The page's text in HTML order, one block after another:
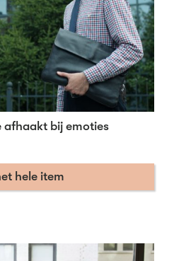
afhaakt bij emoties
hele item